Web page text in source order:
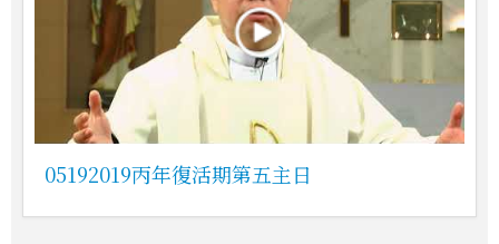
05192019丙年復活期第五主日